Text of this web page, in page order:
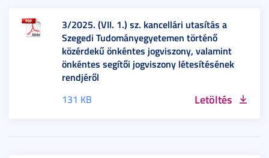
3/2025. (VII. 1.) sz. kancellári utasítás a
Szegedi Tudományegyetemen történő
közérdekű önkéntes jogviszony, valamint
önkéntes segítői jogviszony létesítésének
rendjéről
131 KB Letöltés